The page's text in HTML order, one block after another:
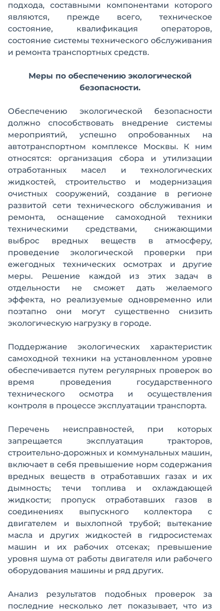
подхода, составными компонентами которого
являются, прежде всего, техническое
состояние, квалификация операторов,
состояние системы технического обслуживания
и ремонта транспортных средств.
Меры по обеспечению экологической
безопасности.
Обеспечению экологической безопасности
должно способствовать внедрение системы
мероприятий, успешно опробованных на
автотранспортном комплексе Москвы. К ним
относятся: организация сбора и утилизации
отработанных масел и технологических
жидкостей, строительство и модернизация
очистных сооружений, создание в регионе
развитой сети технического обслуживания и
ремонта, оснащение самоходной техники
техническими средствами, снижающими
выброс вредных веществ в атмосферу,
проведение экологической проверки при
ежегодных технических осмотрах и другие
меры. Решение каждой из этих задач в
отдельности не сможет дать желаемого
эффекта, но реализуемые одновременно или
поэтапно они могут существенно снизить
экологическую нагрузку в городе.
Поддержание экологических характеристик
самоходной техники на установленном уровне
обеспечивается путем регулярных проверок во
время проведения государственного
технического осмотра и осуществления
контроля в процессе эксплуатации транспорта.
Перечень неисправностей, при которых
запрещается эксплуатация тракторов,
строительно-дорожных и коммунальных машин,
включает в себя превышение норм содержания
вредных веществ в отработавших газах и их
дымность; течи топлива и охлаждающей
жидкости; пропуск отработавших газов в
соединениях выпускного коллектора с
двигателем и выхлопной трубой; вытекание
масла и других жидкостей в гидросистемах
машин и их рабочих отсеках; превышение
уровня шума от работы двигателя или рабочего
оборудования машины и ряд других.
Анализ результатов подобных проверок за
последние несколько лет показывает, что из